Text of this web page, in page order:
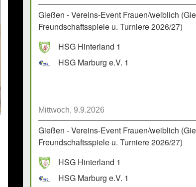
Gießen - Vereins-Event Frauen/weiblich
Freundschaftsspiele u. Turniere 2026/27)
HSG Hinterland 1
HSG Marburg e.V. 1
Mittwoch, 9.9.2026
Gießen - Vereins-Event Frauen/weiblich
Freundschaftsspiele u. Turniere 2026/27)
HSG Hinterland 1
HSG Marburg e.V. 1